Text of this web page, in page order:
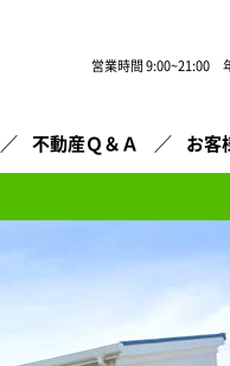
営業時間 9:00~21:00
不動産Ｑ＆Ａ お客